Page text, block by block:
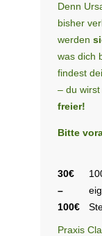
Denn
bisher
werden
was dich
findest
– du
freier!
Bitte
30€
–
100€
Praxis